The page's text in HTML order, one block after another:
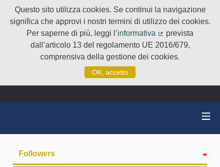
Questo sito utilizza cookies. Se continui la navigazione
significa che approvi i nostri termini di utilizzo dei cookies.
Per saperne di più, leggi l’informativa
(Collegamento
prevista
dall’articolo 13 del regolamento UE 2016/679,
comprensiva della gestione dei cookies.
OK, accetto
Followers